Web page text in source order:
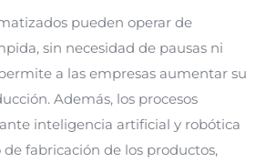
pueden operar de
sin necesidad de pausas ni
a las empresas aumentar su
Además, los procesos
inteligencia artificial y robótica
fabricación de los productos,